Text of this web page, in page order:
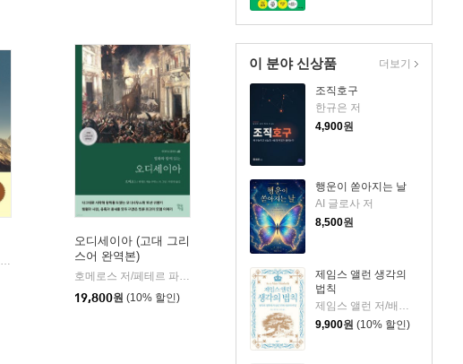
이 분야 신상품
조직호구
한규은 저
4,900원
행운이 쏟아지는 날
AI 글로사 저
8,500원
제임스 앨런 생각의
법칙
제임스 앨런 저/배지은 역
9,900원 (10% 할인)
더보기
윌북(willbook)
오디세이아 (고대 그리
스어 완역본)
호메로스 저/페테르 파울 루벤스 그림/박문재 역 |
현대지성
19,800원 (10% 할인)